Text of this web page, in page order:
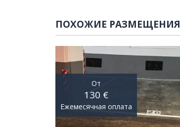
ПОХОЖИЕ РАЗМЕЩЕНИЯ
От
130 €
Ежемесячная оплата